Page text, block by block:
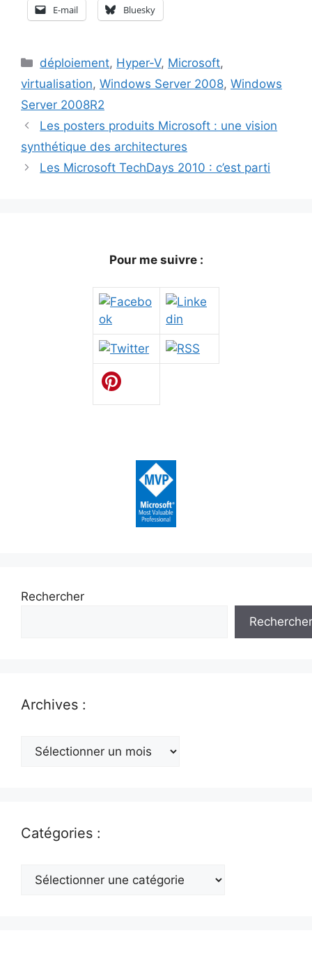
E-mail Bluesky
Catégories
déploiement, Hyper-V, Microsoft,
virtualisation, Windows Server 2008, Windows
Server 2008R2
Les posters produits Microsoft : une vision
synthétique des architectures
Les Microsoft TechDays 2010 : c’est parti
Pour me suivre :
Rechercher
Rechercher
Archives :
Archives
Catégories :
Catégories